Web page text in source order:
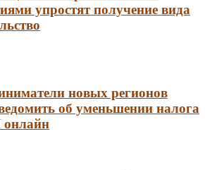
упростят получение вида
новых регионов
об уменьшении налога